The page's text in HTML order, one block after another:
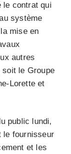
le contrat qui
système
mise en
autres
le Groupe
Lorette et
public lundi,
le fournisseur
et les